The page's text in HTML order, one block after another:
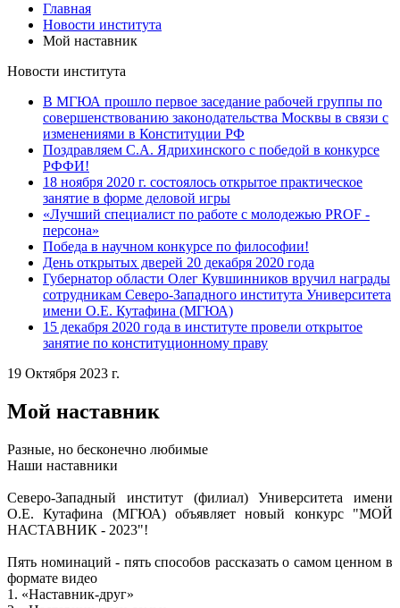
Главная
Новости института
Мой наставник
Новости института
В МГЮА прошло первое заседание рабочей группы по
совершенствованию законодательства Москвы в связи с
изменениями в Конституции РФ
Поздравляем С.А. Ядрихинского с победой в конкурсе
РФФИ!
18 ноября 2020 г. состоялось открытое практическое
занятие в форме деловой игры
«Лучший специалист по работе с молодежью PROF -
персона»
Победа в научном конкурсе по философии!
День открытых дверей 20 декабря 2020 года
Губернатор области Олег Кувшинников вручил награды
сотрудникам Северо-Западного института Университета
имени О.Е. Кутафина (МГЮА)
15 декабря 2020 года в институте провели открытое
занятие по конституционному праву
19 Октября 2023 г.
Мой наставник
Разные, но бесконечно любимые
Наши наставники
Северо-Западный институт (филиал) Университета имени
О.Е. Кутафина (МГЮА) объявляет новый конкурс "МОЙ
НАСТАВНИК - 2023"!
Пять номинаций - пять способов рассказать о самом ценном в
формате видео
1. «Наставник-друг»